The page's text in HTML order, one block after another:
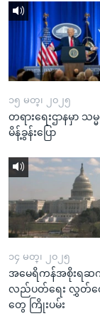
၁၅ မတ္၊ ၂၀၂၅
တရားရေးဌာနမှာ သမ္
မိန့်ခွန်းပြော
၁၄ မတ္၊ ၂၀၂၅
အမေရိကန်အစိုးရ
လည်ပတ်ရေး လွှတ်
တွေ ကြိုးပမ်း